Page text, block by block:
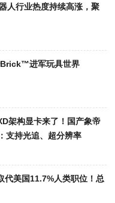
人行业热度持续高涨，聚
进军玩具世界
架构显卡来了！国产象帝
支持光追、超分辨率
代美国11.7%人类职位！总